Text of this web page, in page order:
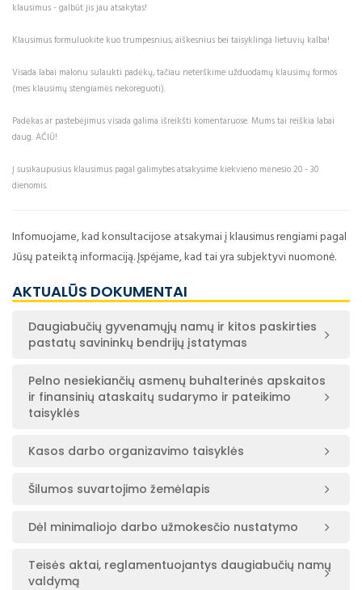
klausimus - galbūt jis jau atsakytas!
Klausimus formuluokite kuo trumpesnius, aiškesnius bei taisyklinga lietuvių kalba!
Visada labai malonu sulaukti padėkų, tačiau neterškime užduodamų klausimų formos
(mes klausimų stengiamės nekoreguoti).
Padėkas ar pastebėjimus visada galima išreikšti komentaruose. Mums tai reiškia labai
daug. AČIŪ!
Į susikaupusius klausimus pagal galimybes atsakysime kiekvieno mėnesio 20 - 30
dienomis.
Infomuojame, kad konsultacijose atsakymai į klausimus rengiami pagal
Jūsų pateiktą informaciją. Įspėjame, kad tai yra subjektyvi nuomonė.
AKTUALŪS DOKUMENTAI
Daugiabučių gyvenamųjų namų ir kitos paskirties
pastatų savininkų bendrijų įstatymas
Pelno nesiekiančių asmenų buhalterinės apskaitos
ir finansinių ataskaitų sudarymo ir pateikimo
taisyklės
Kasos darbo organizavimo taisyklės
Šilumos suvartojimo žemėlapis
Dėl minimaliojo darbo užmokesčio nustatymo
Teisės aktai, reglamentuojantys daugiabučių namų
valdymą